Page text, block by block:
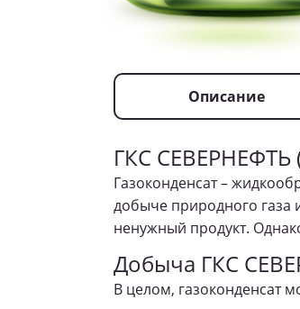
Описание
ГКС СЕВЕРНЕФТЬ
Газоконденсат –
добыче природного газа
ненужный продукт.
Добыча ГКС
В целом, газоконденсат